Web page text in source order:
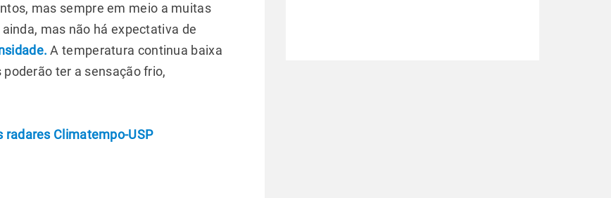
mas sempre em meio a muitas
mas não há expectativa de
A temperatura continua baixa
ter a sensação frio,
radares Climatempo-USP